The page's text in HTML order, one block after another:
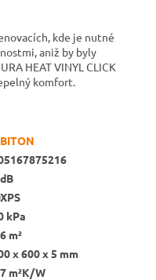
kde je nutné
aniž by byly
HEAT VINYL CLICK
komfort.
kPa
m²
x 600 x 5 mm
m²K/W